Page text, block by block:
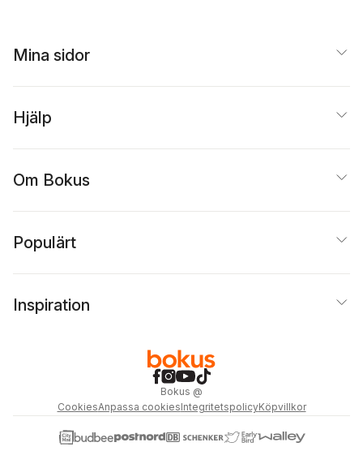
Mina sidor
Hjälp
Om Bokus
Populärt
Inspiration
Bokus @
CookiesAnpassa cookiesIntegritetspolicyKöpvillkor